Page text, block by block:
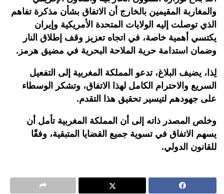
والمغاربة المقيمين بالخارج أن الاتفاق بشأن مذكرة تفاهم
الذي توصلت إليه الولايات المتحدة الأمريكية وإيران
يكتسي أهمية خاصة، في اتجاه تعزيز وقف إطلاق النار
وضمان استدامة حرية الملاحة البحرية في مضيق هرمز.
لِذا، يضيف البلاغ، تدعو المملكة المغربية إلى التفعيل
السريع والاحترام الكامل لهذا الاتفاق، وتشكر الوسطاء
على جهودهم لتيسير تحقيق هذا التقدم.
وخلص المصدر ذاته إلى أن المملكة المغربية تأمل أن
يسهم الاتفاق في تسوية جميع القضايا المتبقية، وفقًا
للقانون الدولي.